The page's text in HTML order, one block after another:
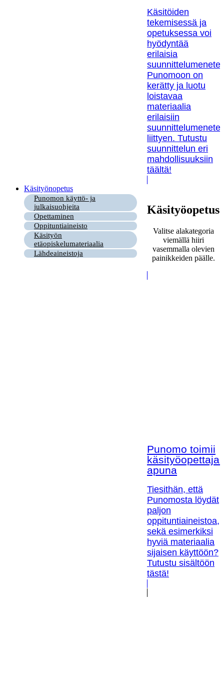
Käsitöiden
tekemisessä ja
opetuksessa voi
hyödyntää
erilaisia
Punomoon on
kerätty ja luotu
loistavaa
materiaalia
erilaisiin
liittyen. Tutustu
suunnittelun eri
mahdollisuuksiin
täältä!
Käsityönopetus
Punomon käyttö- ja
julkaisuohjeita
Opettaminen
Oppituntiaineisto
Käsityön
etäopiskelumateriaalia
Lähdeaineistoja
Käsityöopetus
Valitse alakategoria
viemällä hiiri
vasemmalla olevien
painikkeiden päälle.
Punomo toimii
apuna
Tiesithän, että
Punomosta löydät
paljon
oppituntiaineistoa,
sekä esimerkiksi
hyviä materiaalia
sijaisen käyttöön?
Tutustu sisältöön
tästä!